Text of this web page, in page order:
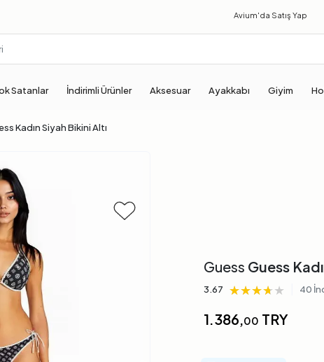
Avium'da Satış Yap
Satanlar İndirimli Ürünler Aksesuar Ayakkabı Giyim
Kadın Siyah Bikini Altı
Guess Guess
3.67 ★★★★★
★★★★★
★★★★★ 40
1.386,00 TRY